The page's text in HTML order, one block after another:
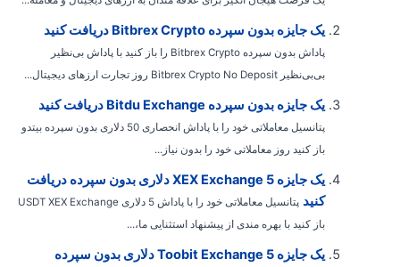
یک جایزه بدون سپرده Bitbrex Crypto دریافت کنید
پاداش بدون سپرده Bitbrex Crypto را باز کنید با پاداش بی‌نظیر
بی‌بی‌نظیر Bitbrex Crypto No Deposit روز تجارت ارزهای دیجیتال...
یک جایزه بدون سپرده Bitdu Exchange دریافت کنید
پتانسیل معاملاتی خود را با پاداش انحصاری 50 دلاری بدون سپرده بیتدو
باز کنید روز معاملاتی خود را بدون نیاز...
یک جایزه XEX Exchange 5 دلاری بدون سپرده دریافت
کنید
پتانسیل معاملاتی خود را با پاداش 5 دلاری USDT XEX Exchange
باز کنید با بهره مندی از پیشنهاد استثنایی ما،...
یک جایزه Toobit Exchange 5 دلاری بدون سپرده